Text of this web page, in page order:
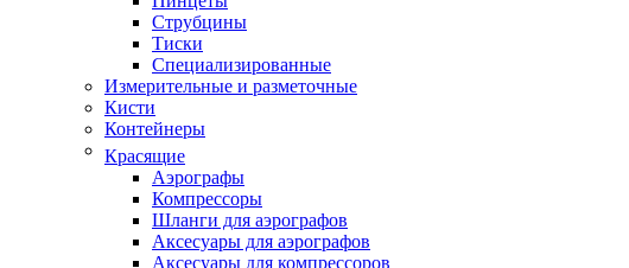
Струбцины
Тиски
Специализированные
Измерительные и разметочные
Кисти
Контейнеры
Красящие
Аэрографы
Компрессоры
Шланги для аэрографов
Аксесуары для аэрографов
Аксесуары для компрессоров